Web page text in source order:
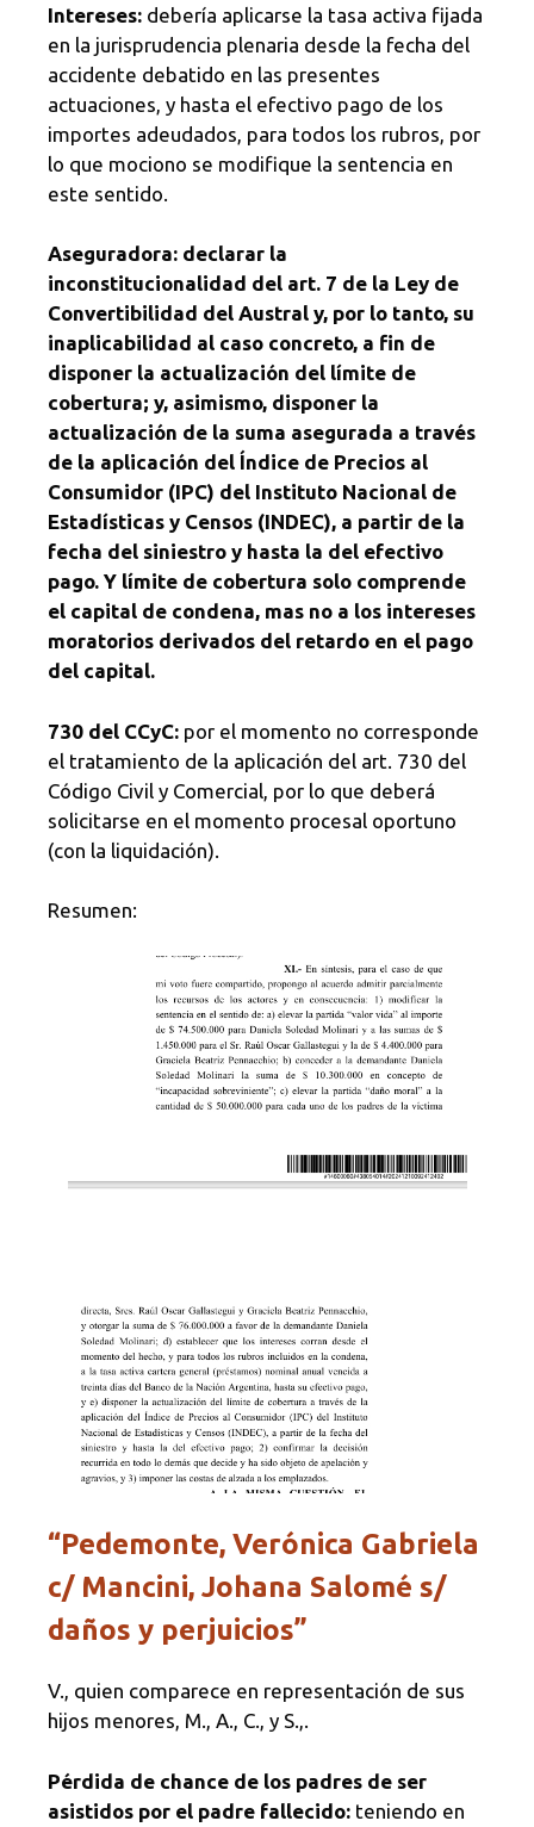
Intereses: debería aplicarse la tasa activa fijada
en la jurisprudencia plenaria desde la fecha del
accidente debatido en las presentes
actuaciones, y hasta el efectivo pago de los
importes adeudados, para todos los rubros, por
lo que mociono se modifique la sentencia en
este sentido.
Aseguradora: declarar la
inconstitucionalidad del art. 7 de la Ley de
Convertibilidad del Austral y, por lo tanto, su
inaplicabilidad al caso concreto, a fin de
disponer la actualización del límite de
cobertura; y, asimismo, disponer la
actualización de la suma asegurada a través
de la aplicación del Índice de Precios al
Consumidor (IPC) del Instituto Nacional de
Estadísticas y Censos (INDEC), a partir de la
fecha del siniestro y hasta la del efectivo
pago. Y límite de cobertura solo comprende
el capital de condena, mas no a los intereses
moratorios derivados del retardo en el pago
del capital.
730 del CCyC: por el momento no corresponde
el tratamiento de la aplicación del art. 730 del
Código Civil y Comercial, por lo que deberá
solicitarse en el momento procesal oportuno
(con la liquidación).
Resumen:
“Pedemonte, Verónica Gabriela
c/ Mancini, Johana Salomé s/
daños y perjuicios”
V., quien comparece en representación de sus
hijos menores, M., A., C., y S.,.
Pérdida de chance de los padres de ser
asistidos por el padre fallecido: teniendo en